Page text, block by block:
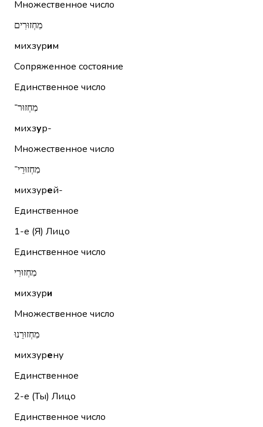
Множественное число
מִחְזוּרִים
михзурим
Сопряженное состояние
Единственное число
מִחְזוּר־
михзур-
Множественное число
מִחְזוּרֵי־
михзурей-
Единственное
1-е (Я) Лицо
Единственное число
מִחְזוּרִי
михзури
Множественное число
מִחְזוּרֵנוּ
михзурену
Единственное
2-е (Ты) Лицо
Единственное число